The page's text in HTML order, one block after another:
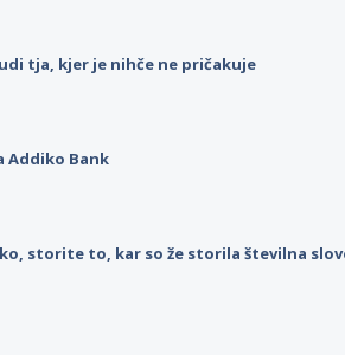
tja, kjer je nihče ne pričakuje
Addiko Bank
storite to, kar so že storila številna